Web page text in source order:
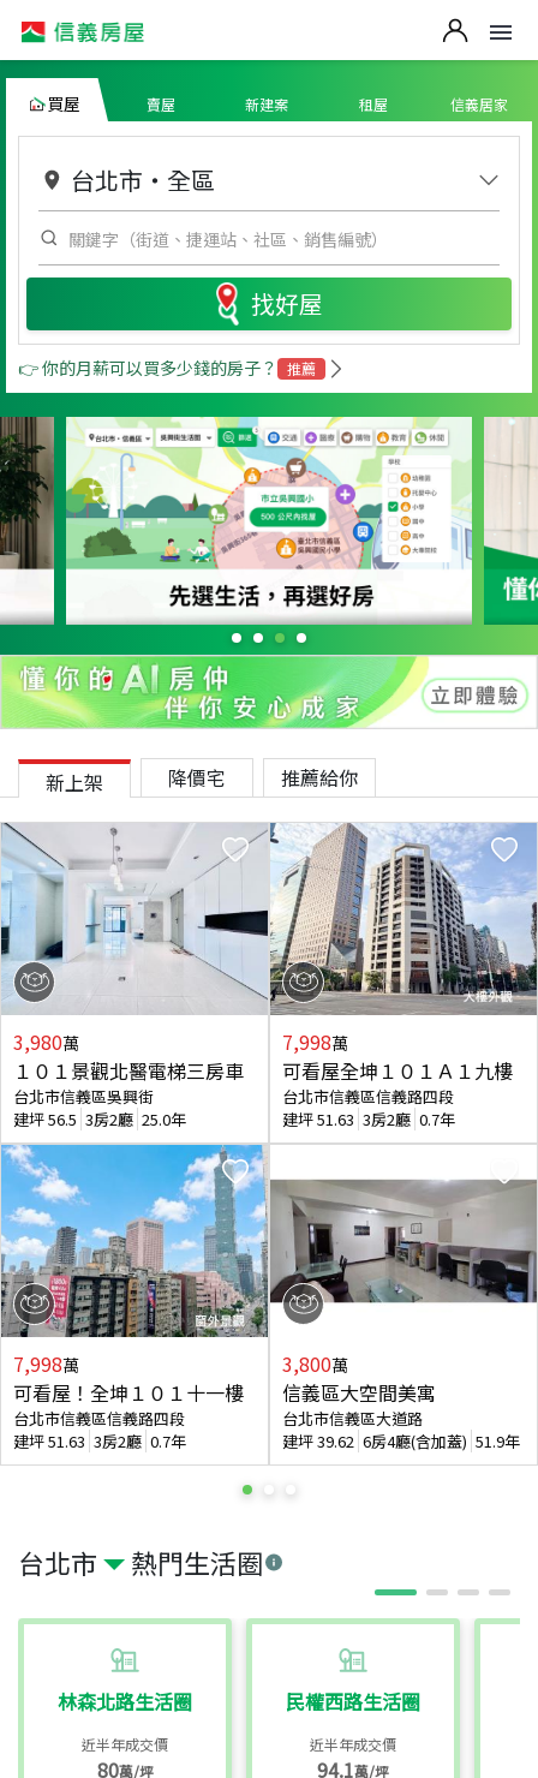
買屋 賣屋 新建案 租屋 信義居家
台北市 ・ 全區
找好屋
👉 你的月薪可以買多少錢的房子？ 推薦
台北市 熱門生活圈
林森北路生活圈
近半年成交價
80萬/坪
民權西路生活圈
近半年成交價
94.1萬/坪
新上架 降價宅 推薦給你
3,980萬
１０１景觀北醫電梯三房車
台北市信義區吳興街
建坪56.5 3房2廳 25.0年
7,998萬
可看屋！全坤１０１十一樓
台北市信義區信義路四段
建坪51.63 3房2廳 0.7年
7,998萬
可看屋全坤１０１Ａ１九樓
台北市信義區信義路四段
建坪51.63 3房2廳 0.7年
3,800萬
信義區大空間美寓
台北市信義區大道路
建坪39.62 6房4廳(含加蓋) 51.9年